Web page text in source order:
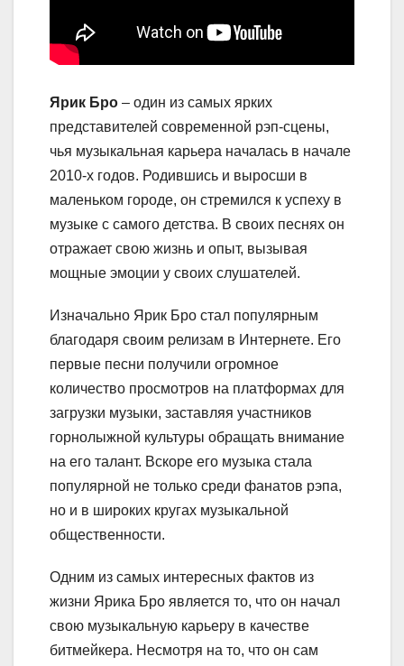
Ярик Бро – один из самых ярких
представителей современной рэп-сцены,
чья музыкальная карьера началась в начале
2010-х годов. Родившись и выросши в
маленьком городе, он стремился к успеху в
музыке с самого детства. В своих песнях он
отражает свою жизнь и опыт, вызывая
мощные эмоции у своих слушателей.
Изначально Ярик Бро стал популярным
благодаря своим релизам в Интернете. Его
первые песни получили огромное
количество просмотров на платформах для
загрузки музыки, заставляя участников
горнолыжной культуры обращать внимание
на его талант. Вскоре его музыка стала
популярной не только среди фанатов рэпа,
но и в широких кругах музыкальной
общественности.
Одним из самых интересных фактов из
жизни Ярика Бро является то, что он начал
свою музыкальную карьеру в качестве
битмейкера. Несмотря на то, что он сам